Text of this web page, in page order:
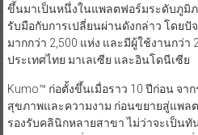
ขึ้นมาเป็นหนึ่งในแพลตฟอร์มระดับภูมิ
รับมือกับการเปลี่ยนผ่านดังกล่าว โดย
มากกว่า 2,500 แห่ง และมีผู้ใช้งานกว่า
ประเทศไทย มาเลเซีย และอินโดนีเซีย
Kumo™ ก่อตั้งขึ้นเมื่อราว 10 ปีก่อน จ
สุขภาพและความงาม ก่อนขยายสู่แพ
รองรับคลินิกหลายสาขา ไม่ว่าจะเป็น